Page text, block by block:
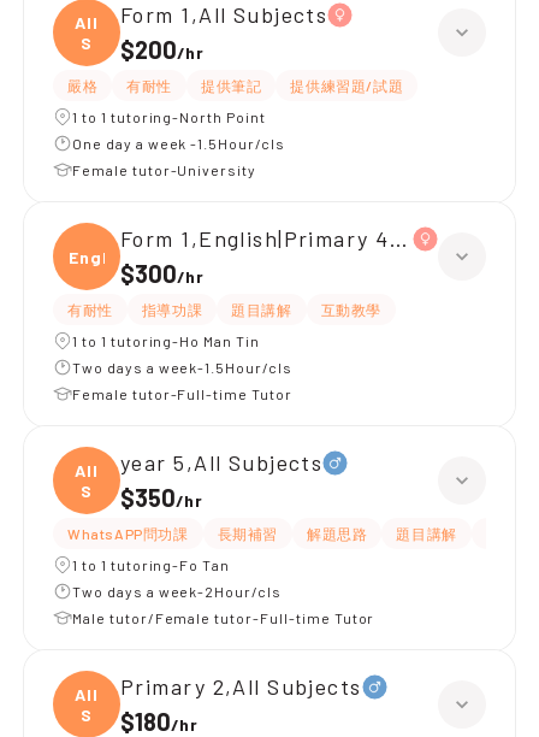
All
S
Form 1,All Subjects
$200/hr
嚴格 有耐性 提供筆記
提供練習題/試題
1 to 1 tutoring-North Point
One day a week -1.5Hour/cls
Female tutor-University
Engli
Form 1,English|Primary 4,All Subjects
$300/hr
有耐性 指導功課 題目講解
互動教學
1 to 1 tutoring-Ho Man Tin
Two days a week-1.5Hour/cls
Female tutor-Full-time Tutor
All
S
year 5,All Subjects
$350/hr
WhatsAPP問功課 長期補習 解題思路 題目講解
1 to 1 tutoring-Fo Tan
Two days a week-2Hour/cls
Male tutor/Female tutor-Full-time Tutor
All
S
Primary 2,All Subjects
$180/hr